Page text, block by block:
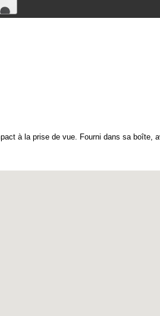
à la prise de vue. Fourni dans sa boîte,